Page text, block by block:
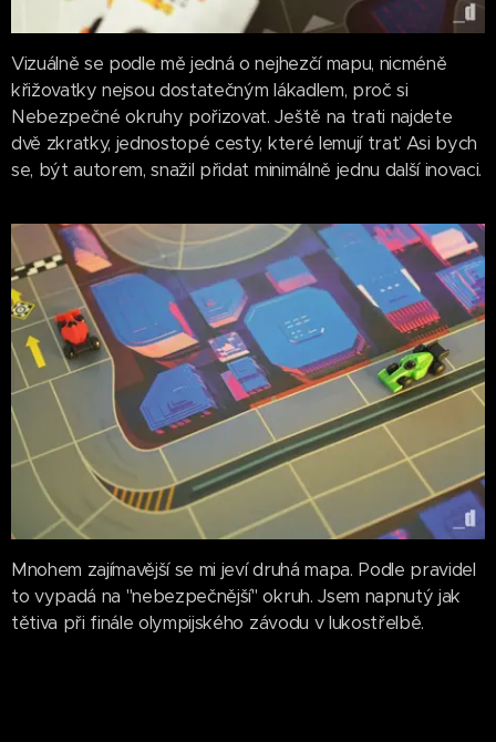
Vizuálně se podle mě jedná o nejhezčí mapu, nicméně
křižovatky nejsou dostatečným lákadlem, proč si
Nebezpečné okruhy pořizovat. Ještě na trati najdete
dvě zkratky, jednostopé cesty, které lemují trať. Asi bych
se, být autorem, snažil přidat minimálně jednu další inovaci.
Mnohem zajímavější se mi jeví druhá mapa. Podle pravidel
to vypadá na "nebezpečnější" okruh. Jsem napnutý jak
tětiva při finále olympijského závodu v lukostřelbě.